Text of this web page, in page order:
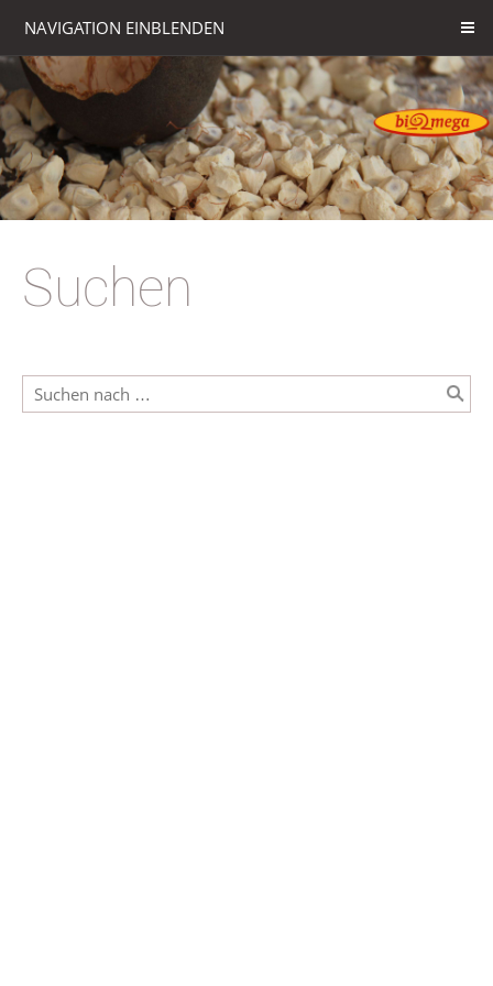
NAVIGATION EINBLENDEN
Suchen